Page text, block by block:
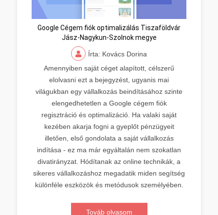
Google Cégem fiók optimalizálás Tiszaföldvár
Jász-Nagykun-Szolnok megye
Írta: Kovács Dorina
Amennyiben saját céget alapított, célszerű
elolvasni ezt a bejegyzést, ugyanis mai
világukban egy vállalkozás beindításához szinte
elengedhetetlen a Google cégem fiók
regisztráció és optimalizáció. Ha valaki saját
kezében akarja fogni a gyeplőt pénzügyeit
illetően, első gondolata a saját vállalkozás
indítása - ez ma már egyáltalán nem szokatlan
divatirányzat. Hódítanak az online technikák, a
sikeres vállalkozáshoz megadatik miden segítség
különféle eszközök és metódusok személyében.
Továb olvasom